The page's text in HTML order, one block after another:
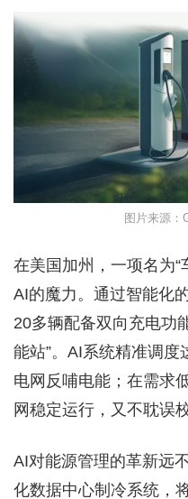
图片来源：
在美国加州，一项名为
AI的魔力。通过智能化
20多辆配备双向充电功
能站”。AI系统精准调度
电网反哺电能；在需求
网稳定运行，又不耽误
AI对能源管理的革新远
化数据中心制冷系统，